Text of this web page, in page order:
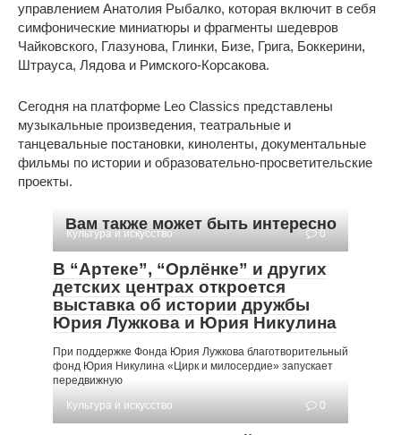
управлением Анатолия Рыбалко, которая включит в себя
симфонические миниатюры и фрагменты шедевров
Чайковского, Глазунова, Глинки, Бизе, Грига, Боккерини,
Штрауса, Лядова и Римского-Корсакова.
Сегодня на платформе Leo Classics представлены
музыкальные произведения, театральные и
танцевальные постановки, киноленты, документальные
фильмы по истории и образовательно-просветительские
проекты.
Вам также может быть интересно
Культура и искусство 0
В “Артеке”, “Орлёнке” и других
детских центрах откроется
выставка об истории дружбы
Юрия Лужкова и Юрия Никулина
При поддержке Фонда Юрия Лужкова благотворительный
фонд Юрия Никулина «Цирк и милосердие» запускает
передвижную
Культура и искусство
0